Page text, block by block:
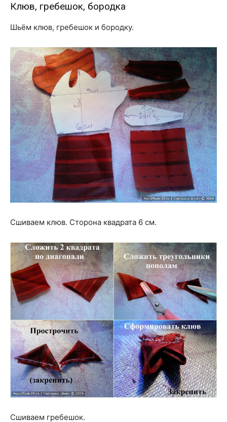
Клюв, гребешок, бородка
Шьём клюв, гребешок и бородку.
Сшиваем клюв. Сторона квадрата 6 см.
Сшиваем гребешок.